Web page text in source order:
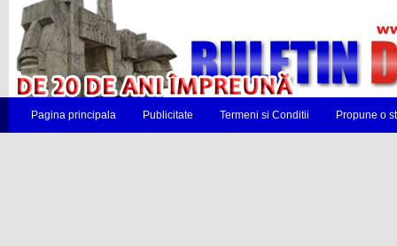
Pagina principala Publicitate Termeni si Conditii Propune o